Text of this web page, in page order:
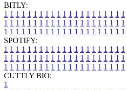
BITLY:
1 1 1 1 1 1 1 1 1 1 1 1 1 1 1 1 1 1 1 1 1
1 1 1 1 1 1 1 1 1 1 1 1 1 1 1 1 1 1 1 1 1
1 1 1 1 1 1 1 1 1 1 1 1 1 1 1 1 1 1 1 1 1
SPOTIFY:
1 1 1 1 1 1 1 1 1 1 1 1 1 1 1 1 1 1 1 1 1
1 1 1 1 1 1 1 1 1 1 1 1 1 1 1 1 1 1 1 1 1
1 1 1 1 1 1 1 1 1 1 1 1 1 1 1 1 1 1 1 1 1
CUTTLY BIO:
1